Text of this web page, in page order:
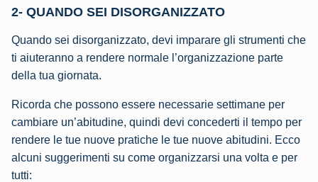
2- QUANDO SEI DISORGANIZZATO
Quando sei disorganizzato, devi imparare gli strumenti che
ti aiuteranno a rendere normale l’organizzazione parte
della tua giornata.
Ricorda che possono essere necessarie settimane per
cambiare un’abitudine, quindi devi concederti il tempo per
rendere le tue nuove pratiche le tue nuove abitudini. Ecco
alcuni suggerimenti su come organizzarsi una volta e per
tutti: